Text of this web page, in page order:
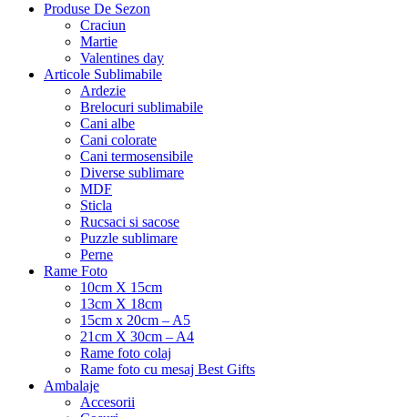
Produse De Sezon
Craciun
Martie
Valentines day
Articole Sublimabile
Ardezie
Brelocuri sublimabile
Cani albe
Cani colorate
Cani termosensibile
Diverse sublimare
MDF
Sticla
Rucsaci si sacose
Puzzle sublimare
Perne
Rame Foto
10cm X 15cm
13cm X 18cm
15cm x 20cm – A5
21cm X 30cm – A4
Rame foto colaj
Rame foto cu mesaj Best Gifts
Ambalaje
Accesorii